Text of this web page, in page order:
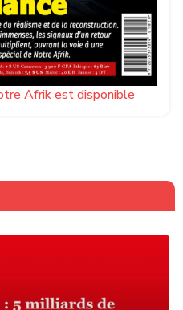
Afrik est disponible